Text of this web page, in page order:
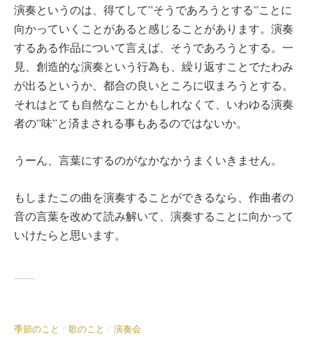
演奏というのは、得てして”そうであろうとする”ことに
向かっていくことがあると感じることがあります。演奏
するある作品について言えば、そうであろうとする。一
見、創造的な演奏という行為も、繰り返すことでたわみ
が出るというか、都合の良いところに収まろうとする。
それはとても自然なことかもしれなくて、いわゆる演奏
者の”味”と済まされる事もあるのではないか。
うーん、言葉にするのがなかなかうまくいきません。
もしまたこの曲を演奏することができるなら、作曲者の
音の言葉を改めて読み解いて、演奏することに向かって
いけたらと思います。
季節のこと / 歌のこと / 演奏会